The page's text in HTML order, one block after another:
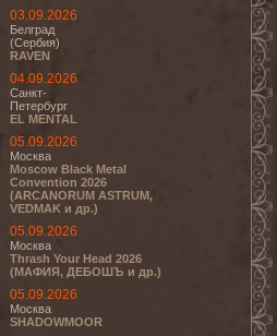
03.09.2026
Белград
(Сербия)
RAVEN
04.09.2026
Санкт-
Петербург
EL MENTAL
05.09.2026
Москва
Moscow Black Metal
Convention 2026
(ARCANORUM ASTRUM,
VEDMAK и др.)
05.09.2026
Москва
Thrash Your Head 2026
(МАФИЯ, ДЕБОШЪ и др.)
05.09.2026
Москва
SHADOWMOOR